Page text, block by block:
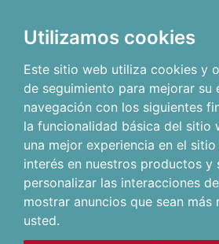
Utilizamos cookies
Este sitio web utiliza cookies y
de seguimiento para mejorar su
navegación con los siguientes
la funcionalidad básica del sitio
una mejor experiencia en el sitio
interés en nuestros productos y
personalizar las interacciones
mostrar anuncios que sean más
usted.